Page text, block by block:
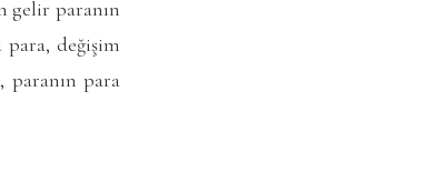
gelir paranın
para, değişim
paranın para